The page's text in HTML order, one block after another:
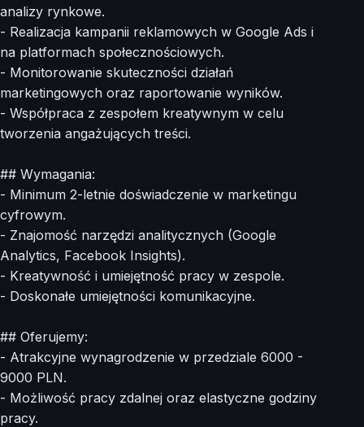
analizy rynkowe.
- Realizacja kampanii reklamowych w Google Ads i
na platformach społecznościowych.
- Monitorowanie skuteczności działań
marketingowych oraz raportowanie wyników.
- Współpraca z zespołem kreatywnym w celu
tworzenia angażujących treści.
## Wymagania:
- Minimum 2-letnie doświadczenie w marketingu
cyfrowym.
- Znajomość narzędzi analitycznych (Google
Analytics, Facebook Insights).
- Kreatywność i umiejętność pracy w zespole.
- Doskonałe umiejętności komunikacyjne.
## Oferujemy:
- Atrakcyjne wynagrodzenie w przedziale 6000 -
9000 PLN.
- Możliwość pracy zdalnej oraz elastyczne godziny
pracy.